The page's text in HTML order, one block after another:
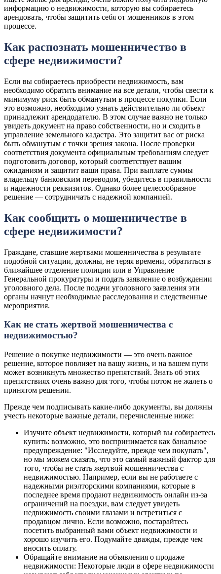
информацию о недвижимости, которую вы собираетесь
арендовать, чтобы защитить себя от мошенников в этом
процессе.
Как распознать мошенничество в
сфере недвижимости?
Если вы собираетесь приобрести недвижимость, вам
необходимо обратить внимание на все детали, чтобы свести к
минимуму риск быть обманутым в процессе покупки. Если
это возможно, необходимо узнать действительно ли объект
принадлежит арендодателю. В этом случае важно не только
увидеть документ на право собственности, но и сходить в
управление земельного кадастра. Это защитит вас от риска
быть обманутым с точки зрения закона. После проверки
соответствия документа официальным требованиям следует
подготовить договор, который соответствует вашим
ожиданиям и защитит ваши права. При выплате суммы
владельцу банковским переводом, убедитесь в правильности
и надежности реквизитов. Однако более целесообразное
решение — сотрудничать с надежной компанией.
Как сообщить о мошенничестве в
сфере недвижимости?
Граждане, ставшие жертвами мошенничества в результате
подобной ситуации, должны, не теряя времени, обратиться в
ближайшее отделение полиции или в Управление
Генеральной прокуратуры и подать заявление о возбуждении
уголовного дела. После подачи уголовного заявления эти
органы начнут необходимые расследования и следственные
мероприятия.
Как не стать жертвой мошенничества с
недвижимостью?
Решение о покупке недвижимости — это очень важное
решение, которое повлияет на вашу жизнь, и на вашем пути
может возникнуть множество препятствий. Знать об этих
препятствиях очень важно для того, чтобы потом не жалеть о
принятом решении.
Прежде чем подписывать какие-либо документы, вы должны
учесть некоторые важные детали, перечисленные ниже:
Изучите объект недвижимости, который вы собираетесь
купить: возможно, это воспринимается как банальное
предупреждение: "Исследуйте, прежде чем покупать",
но мы можем сказать, что это самый важный фактор для
того, чтобы не стать жертвой мошенничества с
недвижимостью. Например, если вы не работаете с
надежными риэлторскими компаниями, которые в
последнее время продают недвижимость онлайн из-за
ограничений на поездки, вам следует увидеть
недвижимость своими глазами и встретиться с
продавцом лично. Если возможно, постарайтесь
посетить выбранный вами объект недвижимости и
хорошо изучить его. Подумайте дважды, прежде чем
вносить оплату.
Обращайте внимание на объявления о продаже
недвижимости: Некоторые люди в сфере недвижимости